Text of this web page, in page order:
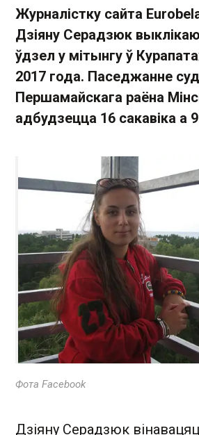
Журналістку сайта
Дзіяну Серадзюк
ўдзел у мітынгу ў
2017 года. Паседжанне
Першамайскага раёна
адбудзецца 16 сакавіка а
Фота Facebook
Дзіяну Серадзюк